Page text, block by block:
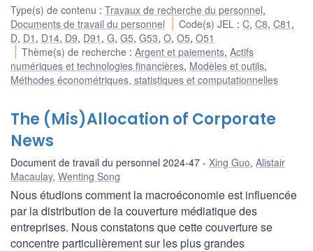
Type(s) de contenu : Travaux de recherche du personnel,
Documents de travail du personnel
Code(s) JEL :C,C8,C81 ,
D, D1 , D14, D9, D91 , G, G5, G53, O, O5, O51
Thème(s) de recherche :Argent et paiements,Actifs
numériques et technologies financières, Modèles et outils,
Méthodes économétriques, statistiques et computationnelles
The (Mis)Allocation of Corporate
News
Document de travail du personnel 2024-47 Xing Guo, Alistair
Macaulay, Wenting Song
Nous étudions comment la macroéconomie est influencée
par la distribution de la couverture médiatique des
entreprises. Nous constatons que cette couverture se
concentre particulièrement sur les plus grandes